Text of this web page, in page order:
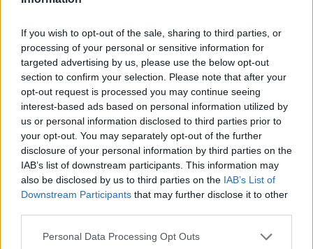
If you wish to opt-out of the sale, sharing to third parties, or
processing of your personal or sensitive information for
targeted advertising by us, please use the below opt-out
section to confirm your selection. Please note that after your
opt-out request is processed you may continue seeing
interest-based ads based on personal information utilized by
us or personal information disclosed to third parties prior to
your opt-out. You may separately opt-out of the further
disclosure of your personal information by third parties on the
IAB’s list of downstream participants. This information may
also be disclosed by us to third parties on the IAB’s List of
Downstream Participants that may further disclose it to other
Personal Data Processing Opt Outs
2026. augusztus 06., csütörtök
Tömegverekedés lett a szűk
mezőgazdasági úti vitából
Csatószegen